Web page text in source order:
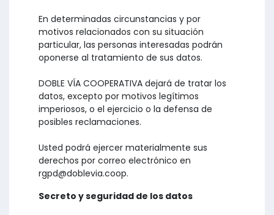
En determinadas circunstancias y por
motivos relacionados con su situación
particular, las personas interesadas podrán
oponerse al tratamiento de sus datos.
DOBLE VÍA COOPERATIVA dejará de tratar los
datos, excepto por motivos legítimos
imperiosos, o el ejercicio o la defensa de
posibles reclamaciones.
Usted podrá ejercer materialmente sus
derechos por correo electrónico en
rgpd@doblevia.coop.
Secreto y seguridad de los datos